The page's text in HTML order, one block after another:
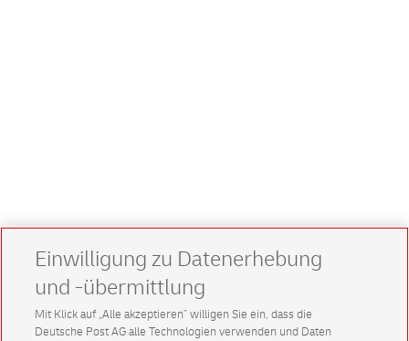
Einwilligung zu Datenerhebung
und -übermittlung
Mit Klick auf „Alle akzeptieren” willigen Sie ein, dass die
Deutsche Post AG alle Technologien verwenden und Daten